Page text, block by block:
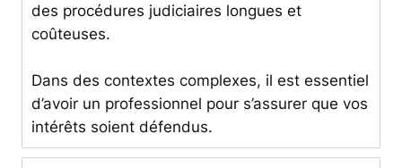
des procédures judiciaires longues et
coûteuses.
Dans des contextes complexes, il est essentiel
d’avoir un professionnel pour s’assurer que vos
intérêts soient défendus.